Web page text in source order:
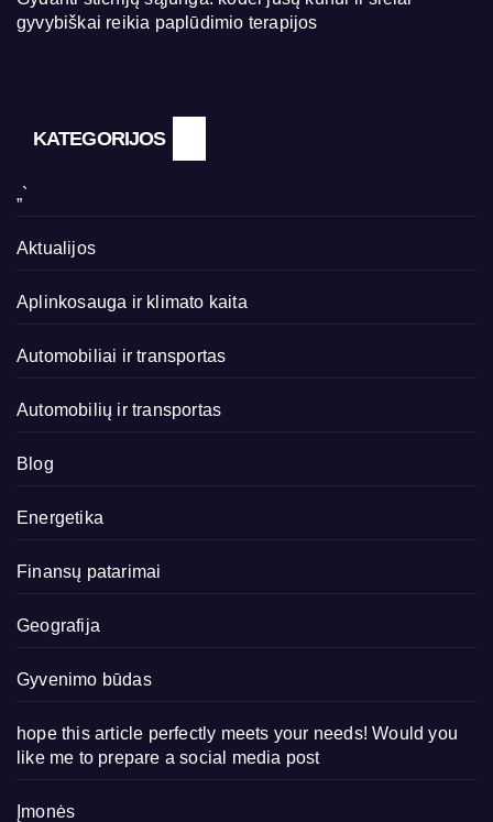
gyvybiškai reikia paplūdimio terapijos
KATEGORIJOS
„`
Aktualijos
Aplinkosauga ir klimato kaita
Automobiliai ir transportas
Automobilių ir transportas
Blog
Energetika
Finansų patarimai
Geografija
Gyvenimo būdas
hope this article perfectly meets your needs! Would you
like me to prepare a social media post
Įmonės